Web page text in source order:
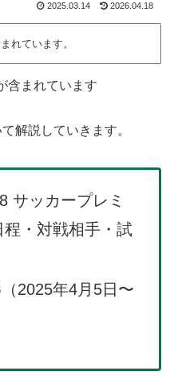
2025.03.14 2026.04.18
れています。
含まれています
解説していきます。
サッカープレミ
・対戦相手・試
2025年4月5日〜